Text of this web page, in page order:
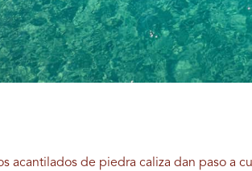
acantilados de piedra caliza dan paso a